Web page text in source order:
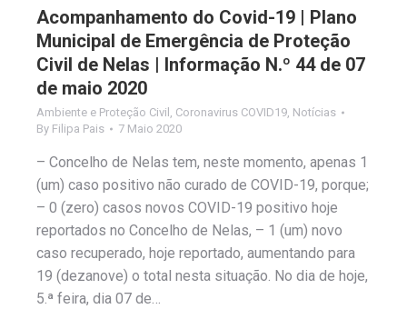
Acompanhamento do Covid-19 | Plano
Municipal de Emergência de Proteção
Civil de Nelas | Informação N.º 44 de 07
de maio 2020
Ambiente e Proteção Civil Coronavirus COVID19 Notícias
By Filipa Pais 7 Maio 2020
– Concelho de Nelas tem, neste momento, apenas 1
(um) caso positivo não curado de COVID-19, porque;
– 0 (zero) casos novos COVID-19 positivo hoje
reportados no Concelho de Nelas, – 1 (um) novo
caso recuperado, hoje reportado, aumentando para
19 (dezanove) o total nesta situação. No dia de hoje,
5.ª feira, dia 07 de…